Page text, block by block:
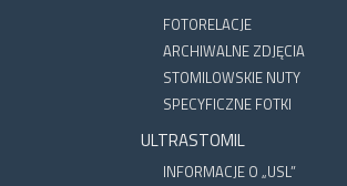
FOTORELACJE
ARCHIWALNE ZDJĘCIA
STOMILOWSKIE NUTY
SPECYFICZNE FOTKI
ULTRASTOMIL
INFORMACJE O „USL”